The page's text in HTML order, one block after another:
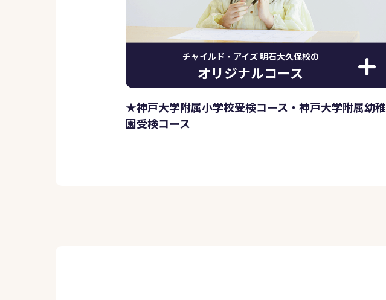
チャイルド・アイズ 明石大久保校の
オリジナルコース
★神戸大学附属小学校受検コース・神戸大学附属幼稚
園受検コース